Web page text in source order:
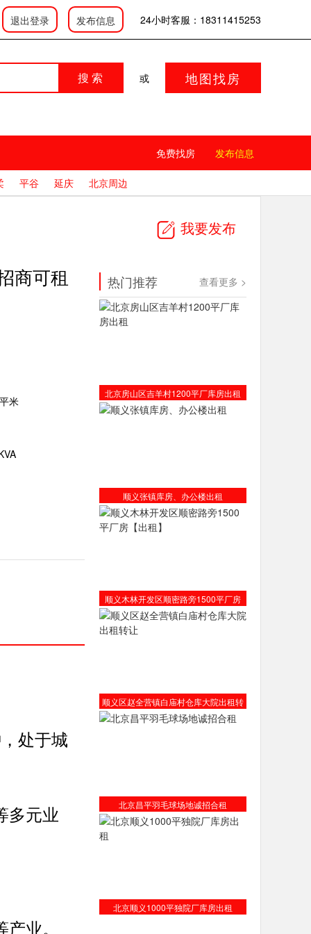
退出登录 发布信息 24小时客服：18311415253
登录 | 会员中心 发布信息
搜 索 或 地图找房
免费找房 发布信息
平谷 延庆 北京周边
我要发布
商可租
米
处于城
多元业
业。
热门推荐 查看更多 >
北京房山区吉羊村1200平厂库房出租
顺义张镇库房、办公楼出租
顺义木林开发区顺密路旁1500平厂房
【出租】
顺义区赵全营镇白庙村仓库大院出租转
让
北京昌平羽毛球场地诚招合租
北京顺义1000平独院厂库房出租